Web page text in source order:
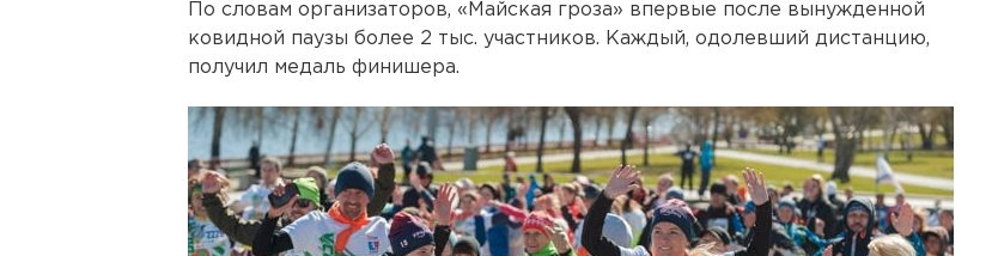
По словам организаторов, «Майская гроза» впервые после вынужденной
ковидной паузы более 2 тыс. участников. Каждый, одолевший дистанцию,
получил медаль финишера.